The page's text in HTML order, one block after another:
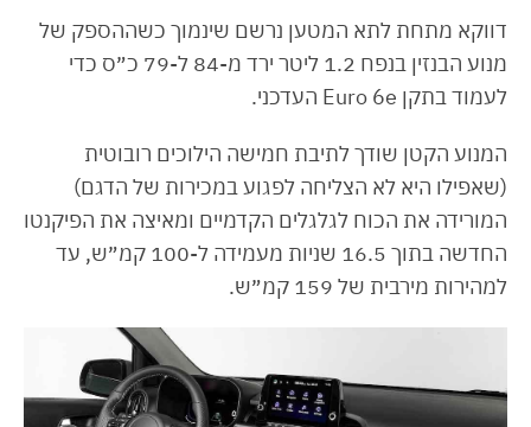
דווקא מתחת לתא המטען נרשם שינמוך כשההספק של
מנוע הבנזין בנפח 1.2 ליטר ירד מ-84 ל-79 כ״ס כדי
לעמוד בתקן Euro 6e העדכני.
המנוע הקטן שודך לתיבת חמישה הילוכים רובוטית
(שאפילו היא לא הצליחה לפגוע במכירות של הדגם)
המורידה את הכוח לגלגלים הקדמיים ומאיצה את הפיקנטו
החדשה בתוך 16.5 שניות מעמידה ל-100 קמ״ש, עד
למהירות מירבית של 159 קמ״ש.